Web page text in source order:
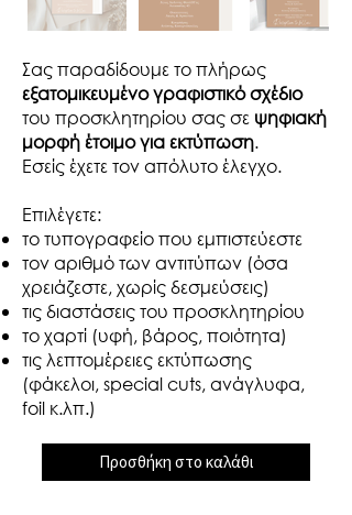
Σας παραδίδουμε το πλήρως
εξατομικευμένο γραφιστικό σχέδιο
του προσκλητηρίου σας σε ψηφιακή
μορφή έτοιμο για εκτύπωση.
Εσείς έχετε τον απόλυτο έλεγχο.​
Επιλέγετε:
το τυπογραφείο που εμπιστεύεστε
τον αριθμό των αντιτύπων (όσα
χρειάζεστε, χωρίς δεσμεύσεις)
τις διαστάσεις του προσκλητηρίου
το χαρτί (υφή, βάρος, ποιότητα)
τις λεπτομέρειες εκτύπωσης
(φάκελοι, special cuts, ανάγλυφα,
foil κ.λπ.)
Προσθήκη στο καλάθι